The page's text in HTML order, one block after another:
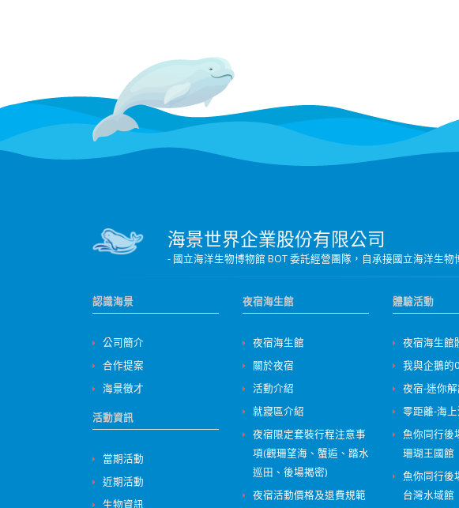
海景世界企業股份有限公司
- 國立海洋生物博物館 BOT 委託經營團隊，自承接國立海洋生
認識海景
公司簡介
合作提案
海景徵才
活動資訊
當期活動
近期活動
生物資訊
夜宿海生館
夜宿海生館
關於夜宿
活動介紹
就寢區介紹
夜宿限定套裝行程注意事
項(觀珊望海、蟹逅、踏水
巡田、後場揭密)
夜宿活動價格及退費規範
體驗活動
夜宿海生館
我與企鵝的
夜宿-迷你
零距離-海
魚你同行後
珊瑚王國館
魚你同行後
台灣水域館